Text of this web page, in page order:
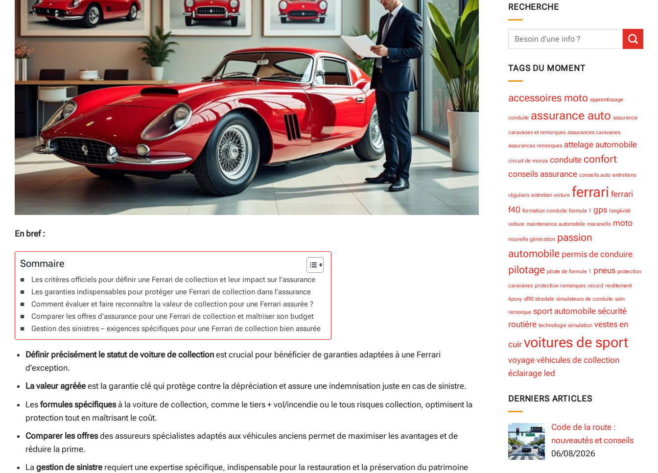
En bref :
Sommaire
Les critères officiels pour définir une Ferrari de collection et leur impact sur l’assurance
Les garanties indispensables pour protéger une Ferrari de collection dans l’assurance
Comment évaluer et faire reconnaître la valeur de collection pour une Ferrari assurée ?
Comparer les offres d’assurance pour une Ferrari de collection et maîtriser son budget
Gestion des sinistres – exigences spécifiques pour une Ferrari de collection bien assurée
Définir précisément le statut de voiture de collection est crucial pour bénéficier de garanties adaptées à une Ferrari
d’exception.
La valeur agréée est la garantie clé qui protège contre la dépréciation et assure une indemnisation juste en cas de sinistre.
Lesformules spécifiquesà la voiture de collection, comme le tiers + vol/incendie ou le tous risques collection, optimisent la
protection tout en maîtrisant le coût.
Comparer les offresdes assureurs spécialistes adaptés aux véhicules anciens permet de maximiser les avantages et de
réduire la prime.
Lagestion de sinistre requiert une expertise spécifique, indispensable pour la restauration et la préservation du patrimoine
RECHERCHE
TAGS DU MOMENT
accessoires moto apprentissage
conduite assurance auto assurance
caravanes et remorques assurances caravanes
assurances remorques attelage automobile
circuit de monza conduite confort
conseils assurance conseils auto entretiens
réguliers entretien voiture ferrari ferrari
f40 formation conduite formule 1 gps longévité
voiture maintenance automobile maranello moto
nouvelle génération passion
automobile permis de conduire
pilotage pilote de formule 1 pneus protection
caravanes protection remorques record revêtement
époxy sf90 stradale simulateurs de conduite soin
remorque sport automobile sécurité
routière technologie simulation vestes en
cuir voitures de sport
voyage véhicules de collection
éclairage led
DERNIERS ARTICLES
Code de la route :
nouveautés et conseils
06/08/2026